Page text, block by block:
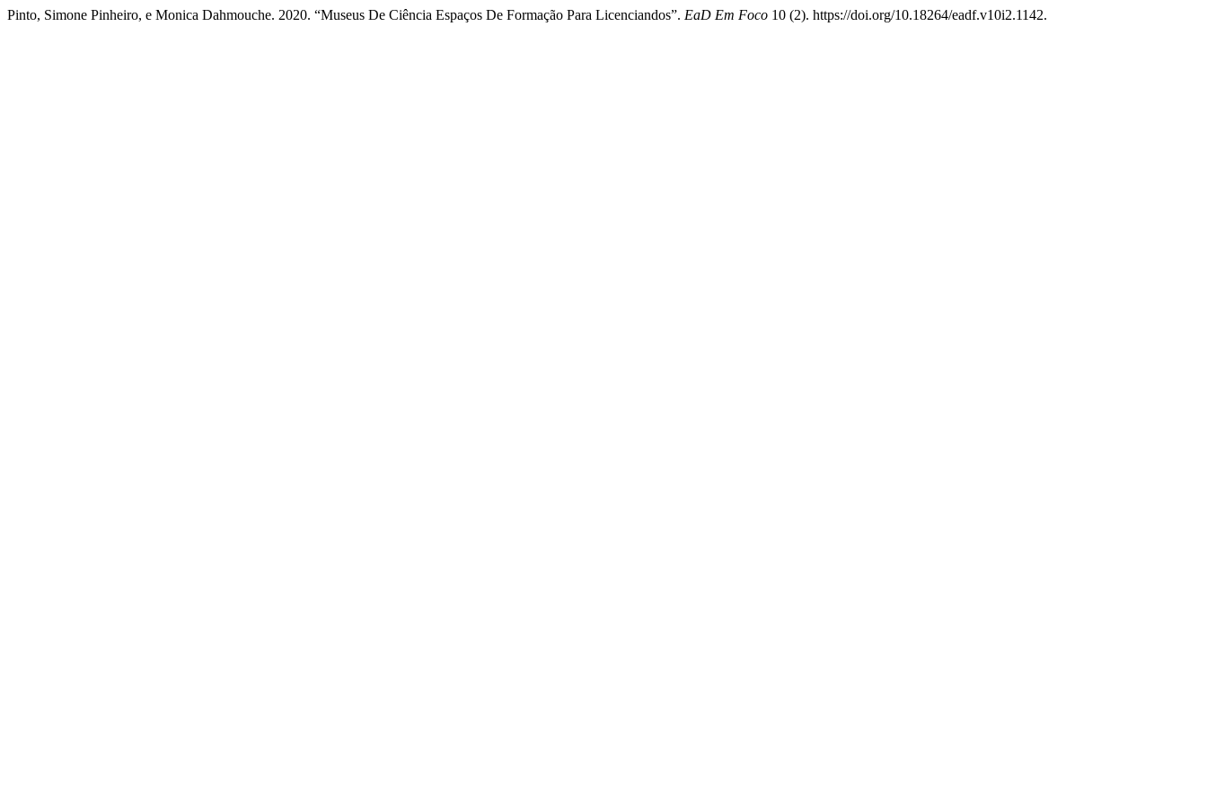
Pinto, Simone Pinheiro, e Monica Dahmouche. 2020. “Museus De Ciência Espaços De Formação Para Licenciandos”. EaD Em Foco 10 (2). https://doi.org/10.18264/eadf.v10i2.1142.